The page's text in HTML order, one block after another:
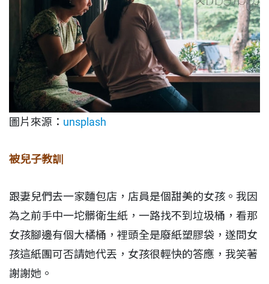
圖片來源： unsplash
被兒子教訓
跟妻兒們去一家麵包店，店員是個甜美的女孩。我因
為之前手中一坨髒衛生紙，一路找不到垃圾桶，看那
女孩腳邊有個大橘桶，裡頭全是廢紙塑膠袋，遂問女
孩這紙團可否請她代丟，女孩很輕快的答應，我笑著
謝謝她。